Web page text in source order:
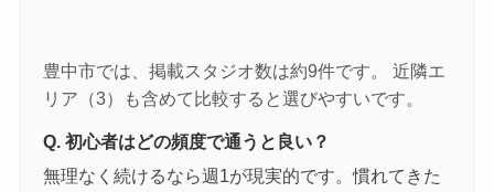
豊中市では、掲載スタジオ数は約9件です。 近隣エ
リア（3）も含めて比較すると選びやすいです。
Q. 初心者はどの頻度で通うと良い？
無理なく続けるなら週1が現実的です。慣れてきた